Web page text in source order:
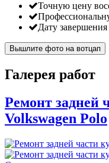
Точную цену
Дату завершения
Вышлите фото на вотцап
Галерея работ
Ремонт задней
Volkswagen Polo